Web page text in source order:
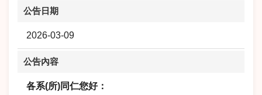
公告日期
2026-03-09
公告內容
各系(所)同仁您好：